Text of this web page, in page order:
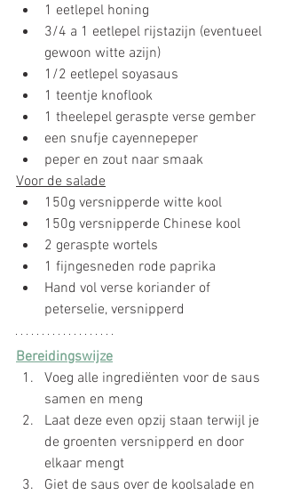
1 eetlepel honing
3/4 a 1 eetlepel rijstazijn (eventueel
gewoon witte azijn)
1/2 eetlepel soyasaus
1 teentje knoflook
1 theelepel geraspte verse gember
een snufje cayennepeper
peper en zout naar smaak
Voor de salade
150g versnipperde witte kool
150g versnipperde Chinese kool
2 geraspte wortels
1 fijngesneden rode paprika
Hand vol verse koriander of
peterselie, versnipperd
Bereidingswijze
Voeg alle ingrediënten voor de saus
samen en meng
Laat deze even opzij staan terwijl je
de groenten versnipperd en door
elkaar mengt
Giet de saus over de koolsalade en